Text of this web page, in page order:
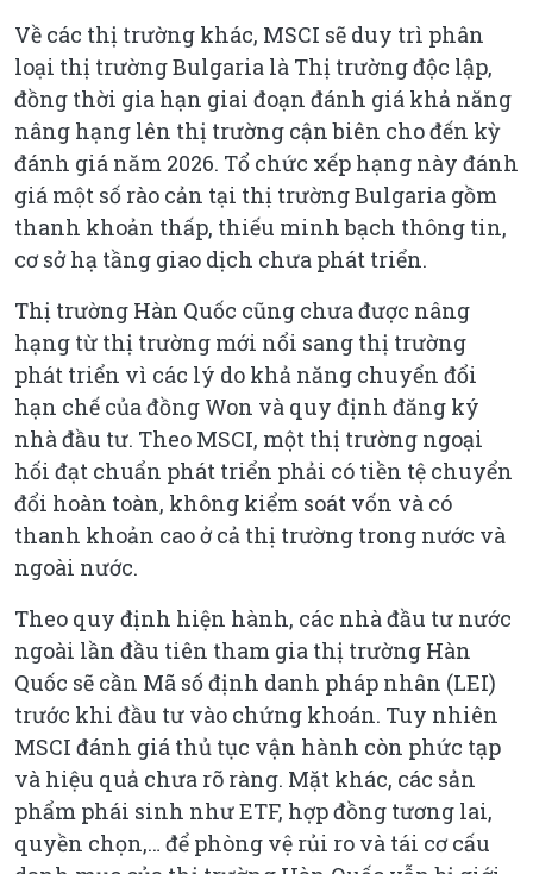
Về các thị trường khác, MSCI sẽ duy trì phân
loại thị trường Bulgaria là Thị trường độc lập,
đồng thời gia hạn giai đoạn đánh giá khả năng
nâng hạng lên thị trường cận biên cho đến kỳ
đánh giá năm 2026. Tổ chức xếp hạng này đánh
giá một số rào cản tại thị trường Bulgaria gồm
thanh khoản thấp, thiếu minh bạch thông tin,
cơ sở hạ tầng giao dịch chưa phát triển.
Thị trường Hàn Quốc cũng chưa được nâng
hạng từ thị trường mới nổi sang thị trường
phát triển vì các lý do khả năng chuyển đổi
hạn chế của đồng Won và quy định đăng ký
nhà đầu tư. Theo MSCI, một thị trường ngoại
hối đạt chuẩn phát triển phải có tiền tệ chuyển
đổi hoàn toàn, không kiểm soát vốn và có
thanh khoản cao ở cả thị trường trong nước và
ngoài nước.
Theo quy định hiện hành, các nhà đầu tư nước
ngoài lần đầu tiên tham gia thị trường Hàn
Quốc sẽ cần Mã số định danh pháp nhân (LEI)
trước khi đầu tư vào chứng khoán. Tuy nhiên
MSCI đánh giá thủ tục vận hành còn phức tạp
và hiệu quả chưa rõ ràng. Mặt khác, các sản
phẩm phái sinh như ETF, hợp đồng tương lai,
quyền chọn,… để phòng vệ rủi ro và tái cơ cấu